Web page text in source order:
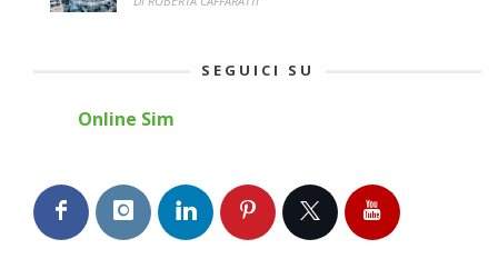
SEGUICI SU
Online Sim